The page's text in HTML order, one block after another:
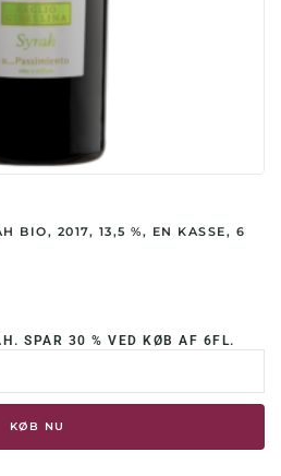
BIO, 2017, 13,5 %, EN KASSE, 6
SPAR 30 % VED KØB AF 6FL.
KØB NU